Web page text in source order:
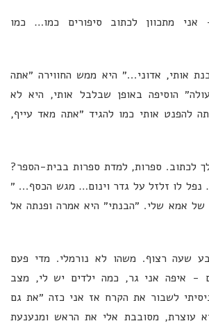
מתכוון לכתוב סיפורים כמו… כמו
אותי, אדוני...״ היא ממש החווירה ״אתה
הוסיפה באופן שבלבל אותי, היא לא
להפנט אותי כמו להגיד ״אתה מאד עייף,
לכתוב. ספרות, למדת ספרות בבית-הספר?
נפל לו זלזל על גדר וינום… מגש הכסף... ״
של אמא שלי. ״הבנתי״ היא אמרה ופנתה אל
שעה רצוף. משהו לא נורמלי. מדי פעם
- איפה אני גר, כמה ילדים יש לי, מצב
לשבור את הקרח אז אני כזה ״את גם
עוצרת, מסובבת אלי את הראש ומנענעת